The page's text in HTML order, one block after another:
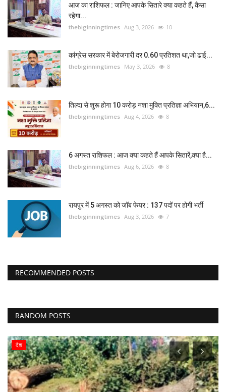
आज का राशिफल : जानिए आपके सितारे क्या कहते हैं, कैसा
रहेगा...
thebiginningtimes Aug 3, 2026 10
कांग्रेस सरकार में बेरोजगारी दर 0.60 प्रतिशत था,जो ढाई...
thebiginningtimes May 3, 2026 8
तिल्दा से शुरू होगा 10 करोड़ नशा मुक्ति प्रतिज्ञा अभियान,6...
thebiginningtimes Aug 4, 2026 8
6 अगस्त राशिफल : आज क्या कहते हैं आपके सितारें,क्या है...
thebiginningtimes Aug 6, 2026 8
रायपुर में 5 अगस्त को जॉब फेयर : 137 पदों पर होगी भर्ती
thebiginningtimes Aug 3, 2026 7
RECOMMENDED POSTS
RANDOM POSTS
देश